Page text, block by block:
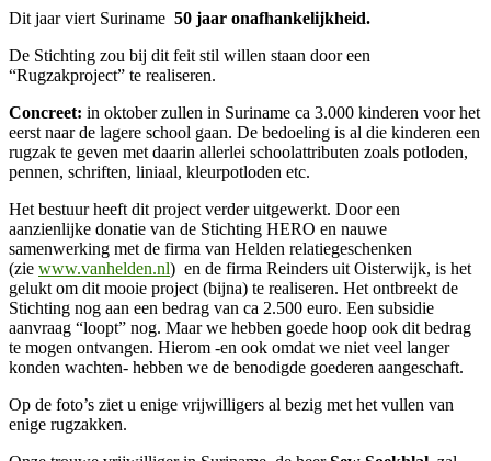
Dit jaar viert Suriname 50 jaar onafhankelijkheid.
De Stichting zou bij dit feit stil willen staan door een
“Rugzakproject” te realiseren.
Concreet: in oktober zullen in Suriname ca 3.000 kinderen voor het
eerst naar de lagere school gaan. De bedoeling is al die kinderen een
rugzak te geven met daarin allerlei schoolattributen zoals potloden,
pennen, schriften, liniaal, kleurpotloden etc.
Het bestuur heeft dit project verder uitgewerkt. Door een
aanzienlijke donatie van de Stichting HERO en nauwe
samenwerking met de firma van Helden relatiegeschenken
(zie www.vanhelden.nl) en de firma Reinders uit Oisterwijk, is het
gelukt om dit mooie project (bijna) te realiseren. Het ontbreekt de
Stichting nog aan een bedrag van ca 2.500 euro. Een subsidie
aanvraag “loopt” nog. Maar we hebben goede hoop ook dit bedrag
te mogen ontvangen. Hierom -en ook omdat we niet veel langer
konden wachten- hebben we de benodigde goederen aangeschaft.
Op de foto’s ziet u enige vrijwilligers al bezig met het vullen van
enige rugzakken.